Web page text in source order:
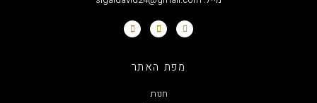
מפת האתר